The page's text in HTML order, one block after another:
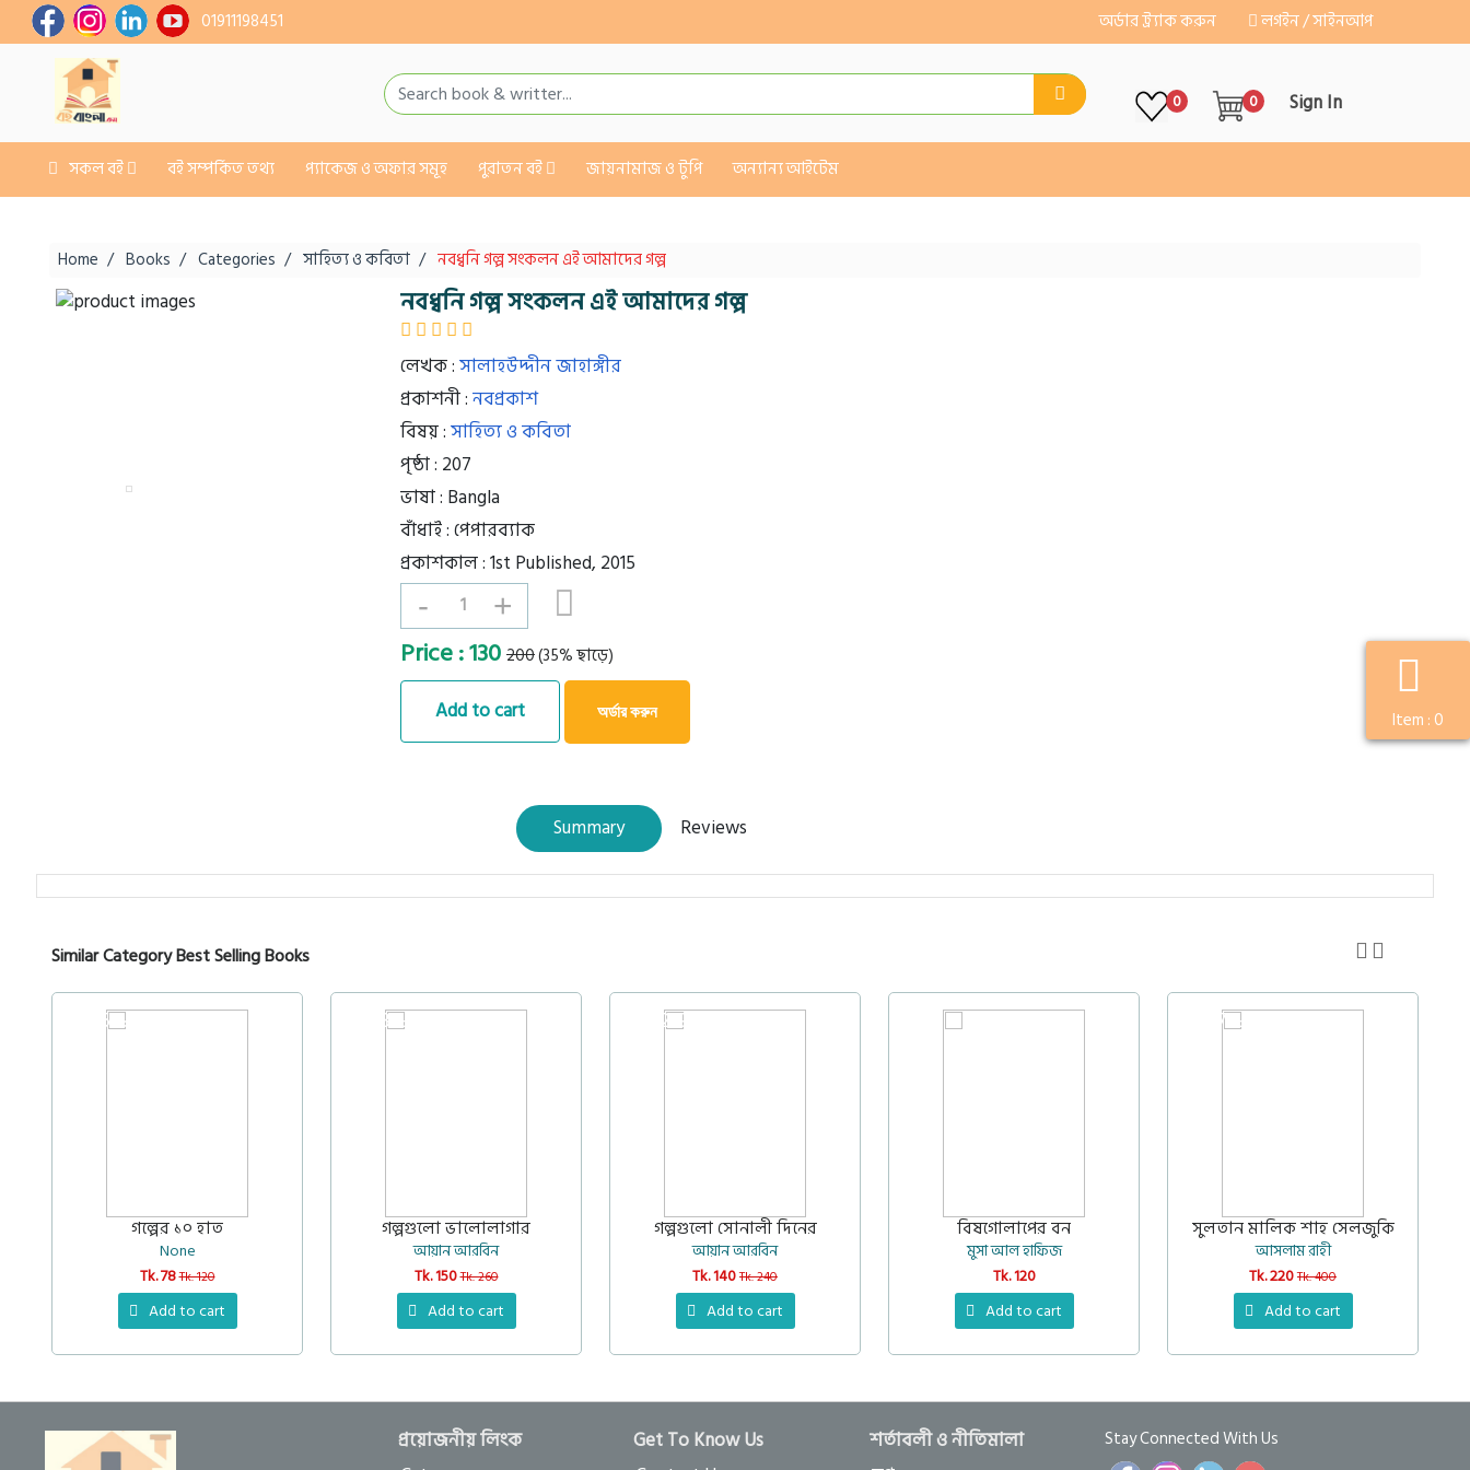
01911198451 অর্ডার ট্র্যাক করুন লগইন / সাইনআপ
0 0 Sign In
সকল বই বই সম্পর্কিত তথ্য প্যাকেজ ও অফার সমূহ পুরাতন বই জায়নামাজ ও টুপি অন্যান্য আইটেম
Home Books Categories সাহিত্য ও কবিতা নবধ্বনি গল্প সংকলন এই আমাদের গল্প
নবধ্বনি গল্প সংকলন এই আমাদের গল্প
লেখক :সালাহউদ্দীন জাহাঙ্গীর
প্রকাশনী :নবপ্রকাশ
বিষয় :সাহিত্য ও কবিতা
পৃষ্ঠা : 207
ভাষা : Bangla
বাঁধাই : পেপারব্যাক
প্রকাশকাল : 1st Published, 2015
- +
Price : 130 200(35% ছাড়ে)
Add to cart অর্ডার করুন
Summary Reviews
Similar Category Best Selling Books
35%
গল্পের ১০ হাত
None
Tk. 78Tk. 120
Add to cart
43%
গল্পগুলো ভালোলাগার
আয়ান আরবিন
Tk. 150Tk. 260
Add to cart
42%
গল্পগুলো সোনালী দিনের
আয়ান আরবিন
Tk. 140Tk. 240
Add to cart
বিষগোলাপের বন
মুসা আল হাফিজ
Tk. 120
Add to cart
27%
সুলতান মালিক শাহ সেলজুকি
আসলাম রাহী
Tk. 220Tk. 400
Add to cart
প্রয়োজনীয় লিংক
Get To Know Us
শর্তাবলী ও নীতিমালা
Stay Connected With Us
Item :0